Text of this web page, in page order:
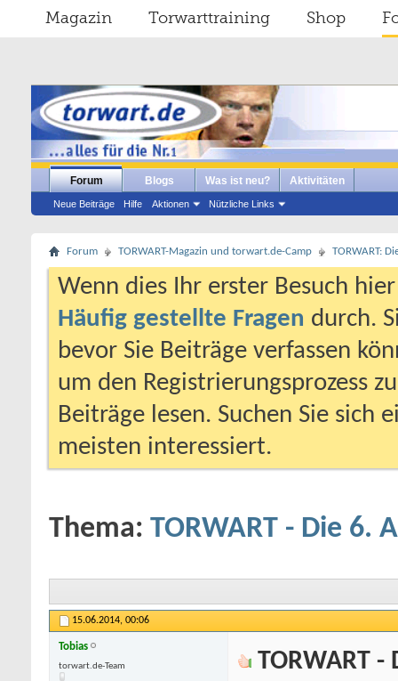
Magazin Torwarttraining Shop
Forum
Neue Beiträge Hilfe Aktionen Nützliche Links
Blogs Was ist neu? Aktivitäten
Forum TORWART-Magazin und torwart.de-Camp TORWART:
Wenn dies Ihr erster Besuch
Häufig gestellte Fragen durch.
bevor Sie Beiträge verfassen
um den Registrierungsprozess
Beiträge lesen. Suchen Sie sich
meisten interessiert.
Thema: TORWART - Die 6.
15.06.2014, 00:06
Tobias
torwart.de-Team
freivideocategorie/4/teen/ kostenlose pornoTORWART -